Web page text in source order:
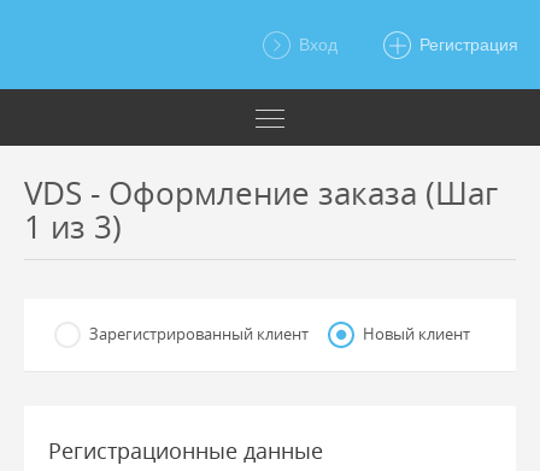
Вход Регистрация
VDS - Оформление заказа (Шаг
1 из 3)
Зарегистрированный клиент Новый клиент
Регистрационные данные